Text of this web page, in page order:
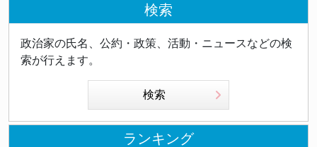
検索
政治家の氏名、公約・政策、活動・ニュースなどの検
索が行えます。
検索
ランキング